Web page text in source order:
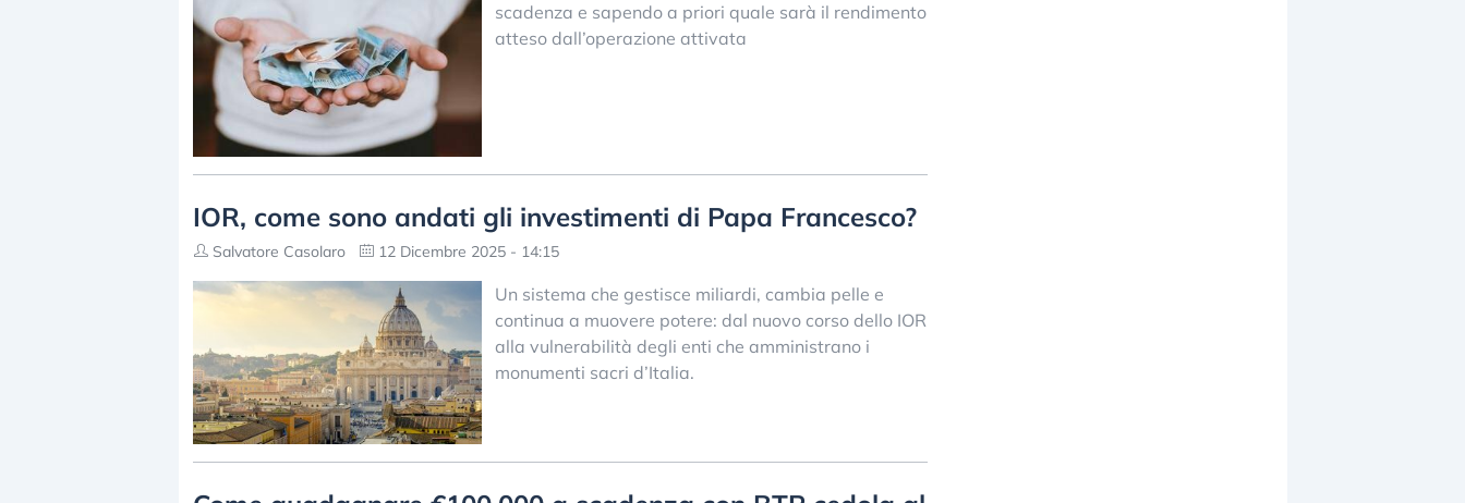
scadenza e sapendo a priori quale sarà il rendimento
atteso dall’operazione attivata
IOR, come sono andati gli investimenti di Papa Francesco?
Salvatore Casolaro 12 Dicembre 2025 - 14:15
Un sistema che gestisce miliardi, cambia pelle e
continua a muovere potere: dal nuovo corso dello IOR
alla vulnerabilità degli enti che amministrano i
monumenti sacri d’Italia.